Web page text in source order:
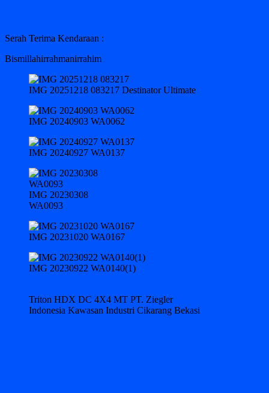
Serah Terima Kendaraan :
Bismillahirrahmanirrahim
IMG 20251218 083217 Destinator Ultimate
IMG 20240903 WA0062
IMG 20240927 WA0137
IMG 20230308
WA0093
IMG 20231020 WA0167
IMG 20230922 WA0140(1)
Triton HDX DC 4X4 MT PT. Ziegler
Indonesia Kawasan Industri Cikarang Bekasi